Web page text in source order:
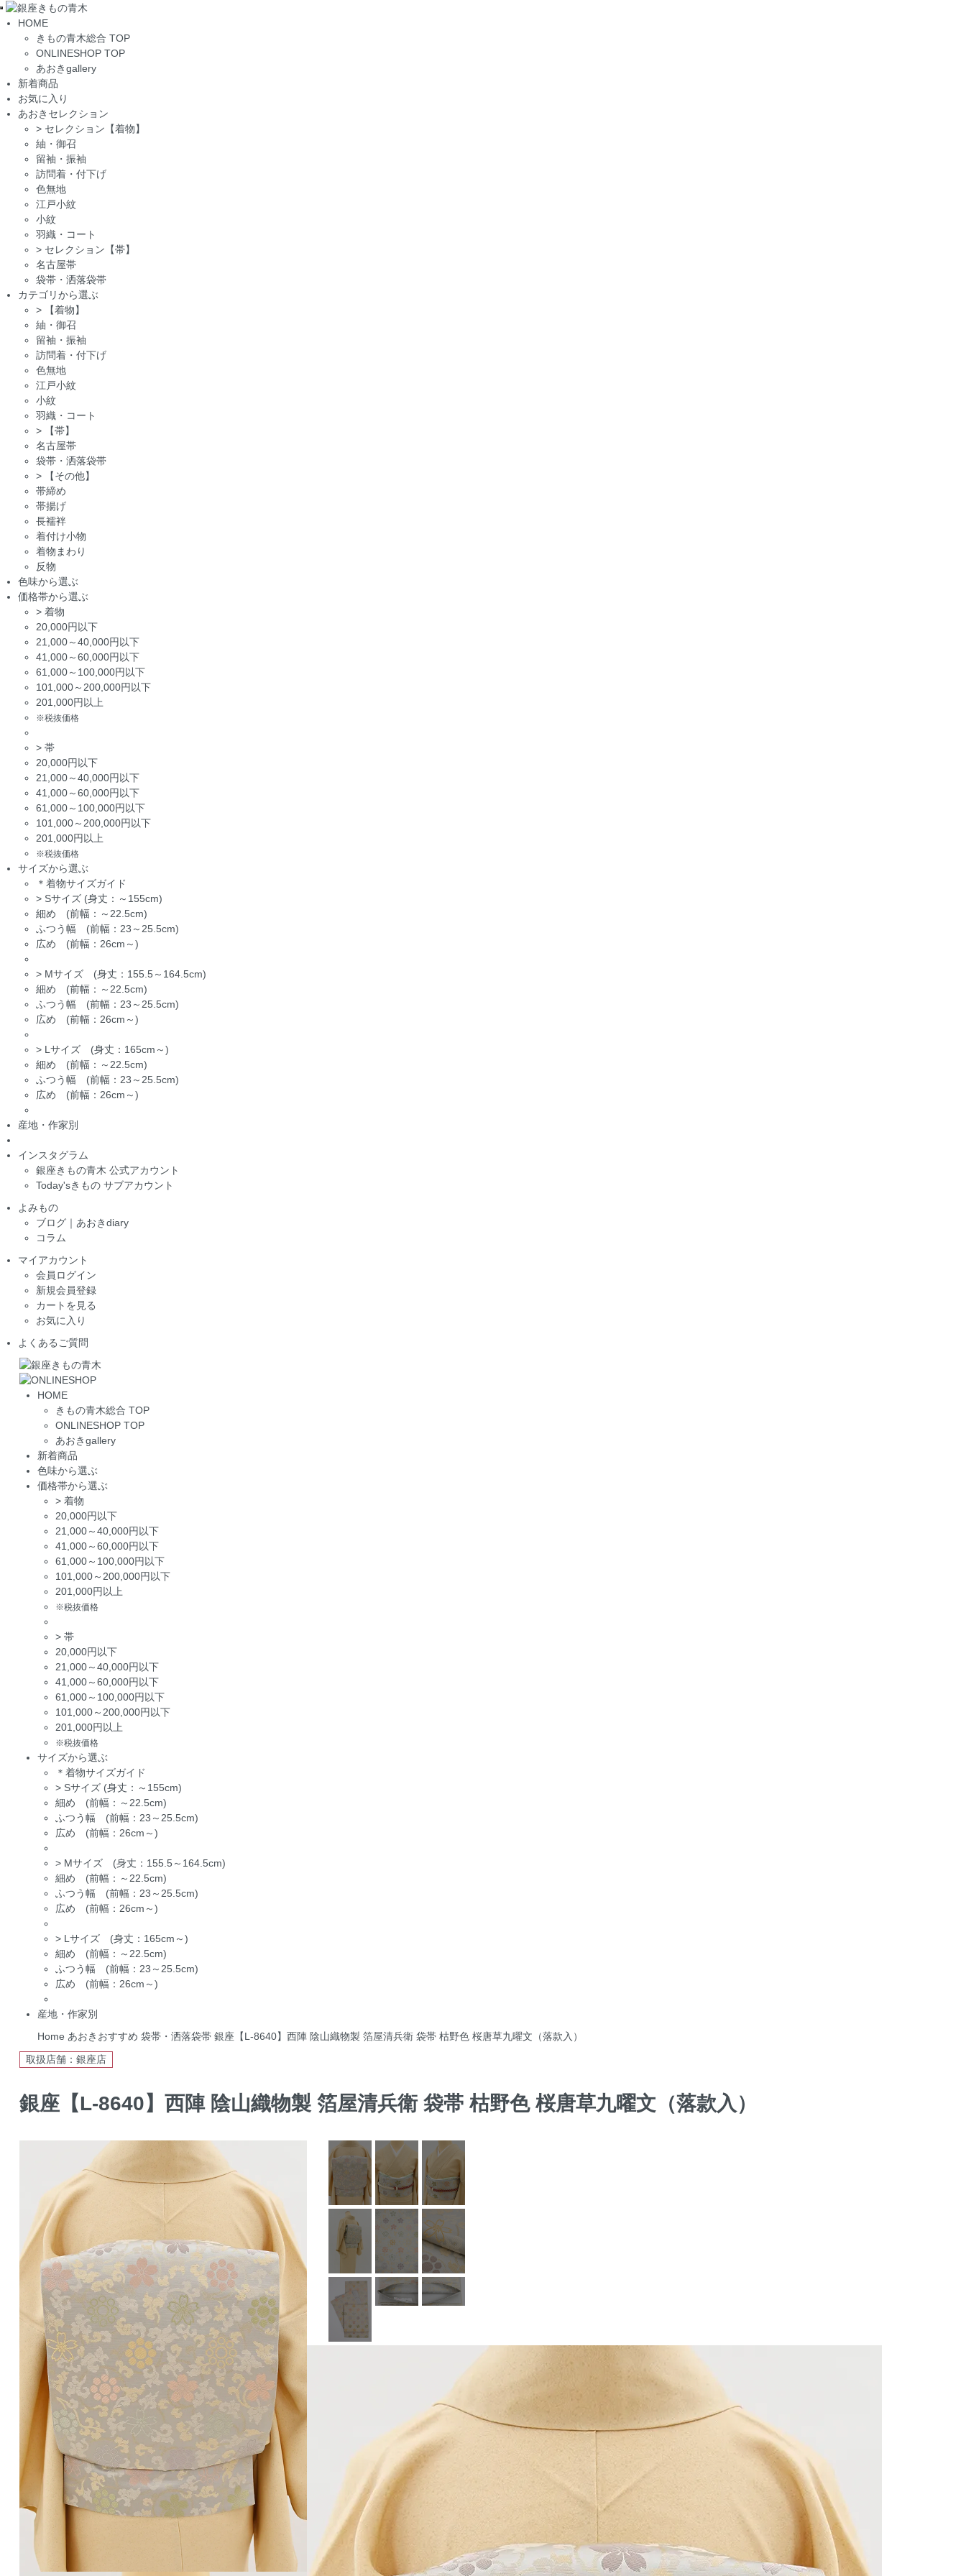
Toggle
navigation
HOME
きもの青木総合 TOP
ONLINESHOP TOP
あおきgallery
新着商品
お気に入り
あおきセレクション
> セレクション【着物】
紬・御召
留袖・振袖
訪問着・付下げ
色無地
江戸小紋
小紋
羽織・コート
> セレクション【帯】
名古屋帯
袋帯・洒落袋帯
カテゴリから選ぶ
>
【着物】
紬・御召
留袖・振袖
訪問着・付下げ
色無地
江戸小紋
小紋
羽織・コート
>
【帯】
名古屋帯
袋帯・洒落袋帯
>
【その他】
帯締め
帯揚げ
長襦袢
着付け小物
着物まわり
反物
色味から選ぶ
価格帯から選ぶ
> 着物
20,000円以下
21,000～40,000円以下
41,000～60,000円以下
61,000～100,000円以下
101,000～200,000円以下
201,000円以上
※税抜価格
> 帯
20,000円以下
21,000～40,000円以下
41,000～60,000円以下
61,000～100,000円以下
101,000～200,000円以下
201,000円以上
※税抜価格
サイズから選ぶ
＊着物サイズガイド
> Sサイズ (身丈：～155cm)
細め (前幅：～22.5cm)
ふつう幅 (前幅：23～25.5cm)
広め (前幅：26cm～)
> Mサイズ (身丈：155.5～164.5cm)
細め (前幅：～22.5cm)
ふつう幅 (前幅：23～25.5cm)
広め (前幅：26cm～)
> Lサイズ (身丈：165cm～)
細め (前幅：～22.5cm)
ふつう幅 (前幅：23～25.5cm)
広め (前幅：26cm～)
産地・作家別
インスタグラム
銀座きもの青木 公式アカウント
Today'sきもの サブアカウント
よみもの
ブログ｜あおきdiary
コラム
マイアカウント
会員ログイン
新規会員登録
カートを見る
お気に入り
よくあるご質問
HOME
きもの青木総合 TOP
ONLINESHOP TOP
あおきgallery
新着商品
色味から選ぶ
価格帯から選ぶ
> 着物
20,000円以下
21,000～40,000円以下
41,000～60,000円以下
61,000～100,000円以下
101,000～200,000円以下
201,000円以上
※税抜価格
> 帯
20,000円以下
21,000～40,000円以下
41,000～60,000円以下
61,000～100,000円以下
101,000～200,000円以下
201,000円以上
※税抜価格
サイズから選ぶ
＊着物サイズガイド
> Sサイズ (身丈：～155cm)
細め (前幅：～22.5cm)
ふつう幅 (前幅：23～25.5cm)
広め (前幅：26cm～)
> Mサイズ (身丈：155.5～164.5cm)
細め (前幅：～22.5cm)
ふつう幅 (前幅：23～25.5cm)
広め (前幅：26cm～)
> Lサイズ (身丈：165cm～)
細め (前幅：～22.5cm)
ふつう幅 (前幅：23～25.5cm)
広め (前幅：26cm～)
産地・作家別
Home あおきおすすめ 袋帯・洒落袋帯 銀座【L-8640】西陣 陰山織物製 箔屋清兵衛 袋帯 枯野色 桜唐草九曜文（落款入）
取扱店舗：銀座店
銀座【L-8640】西陣 陰山織物製 箔屋清兵衛 袋帯 枯野色 桜唐草九曜文（落款入）